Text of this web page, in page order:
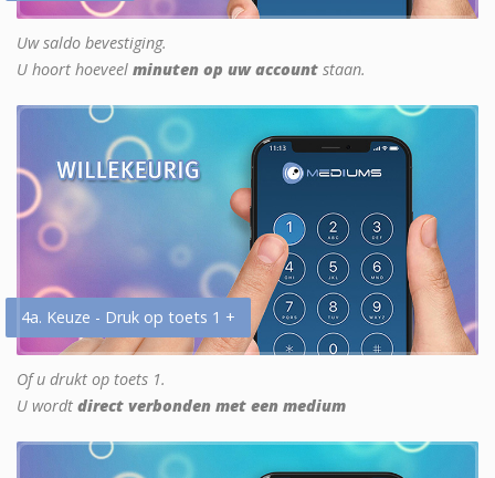
Uw saldo bevestiging.
U hoort hoeveel minuten op uw account staan.
4a. Keuze - Druk op toets 1 +
Of u drukt op toets 1.
U wordt direct verbonden met een medium